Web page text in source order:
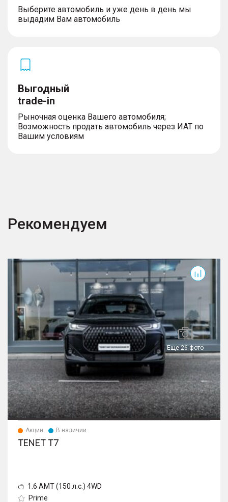
Выберите автомобиль и уже день в день мы
выдадим Вам автомобиль
Выгодный
trade-in
Рыночная оценка Вашего автомобиля;
Возможность продать автомобиль через ИАТ по
Вашим условиям
Рекомендуем
Еще 26 фото
T7
Акции В наличии
TENET T7
1.6 AMT (150 л.с.) 4WD
Prime